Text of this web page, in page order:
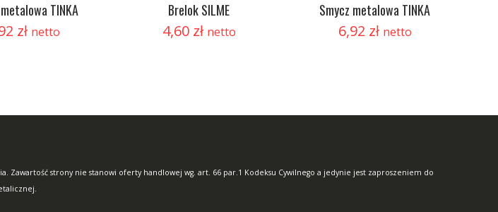
TINKA
zł netto
Brelok SILME
4,60 zł netto
Smycz metalowa TINKA
6,92 zł netto
Zawartość strony nie stanowi oferty handlowej wg. art. 66 par.1 Kodeksu Cywilnego a jedynie jest zaproszeniem do